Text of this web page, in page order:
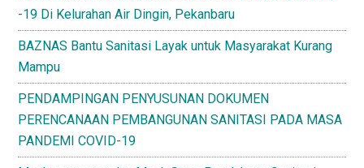
-19 Di Kelurahan Air Dingin, Pekanbaru
BAZNAS Bantu Sanitasi Layak untuk Masyarakat Kurang
Mampu
PENDAMPINGAN PENYUSUNAN DOKUMEN
PERENCANAAN PEMBANGUNAN SANITASI PADA MASA
PANDEMI COVID-19